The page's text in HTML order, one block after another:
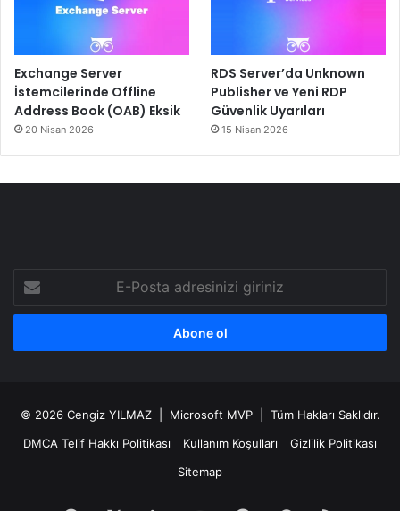
Exchange Server
İstemcilerinde Offline
Address Book (OAB) Eksik
20 Nisan 2026
RDS Server’da Unknown
Publisher ve Yeni RDP
Güvenlik Uyarıları
15 Nisan 2026
Posta
adresinizi
© 2026 Cengiz YILMAZ| Microsoft MVP | Tüm Hakları Saklıdır.
DMCA Telif Hakkı Politikası
Kullanım Koşulları
Gizlilik Politikası
Sitemap